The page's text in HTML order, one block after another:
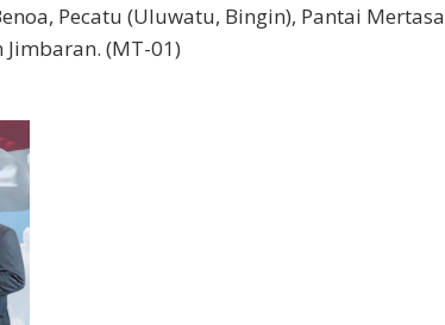
Pecatu (Uluwatu, Bingin), Pantai
(MT-01)